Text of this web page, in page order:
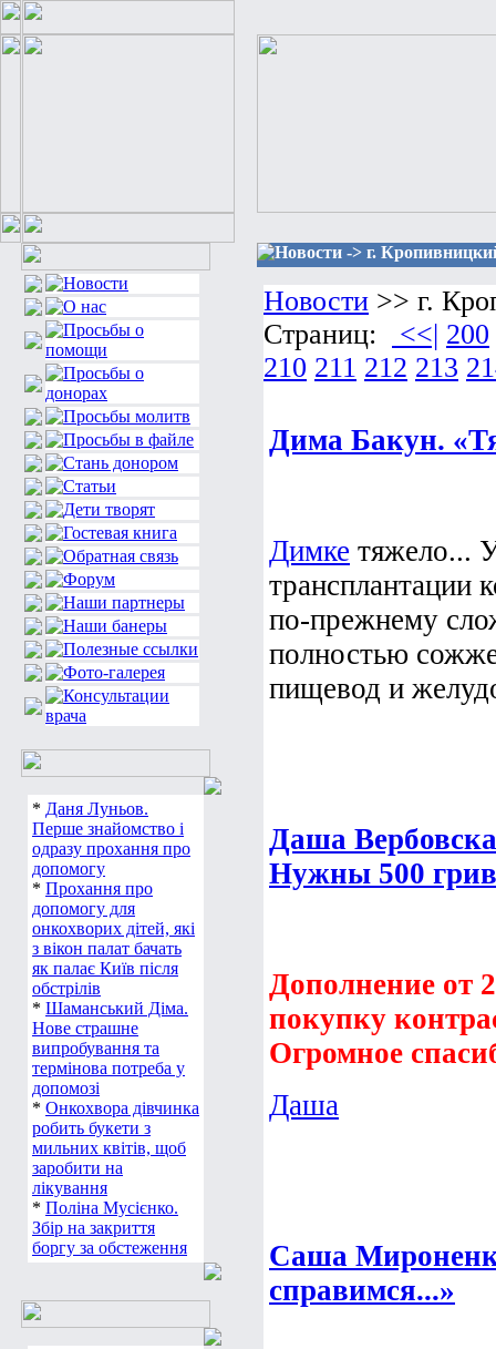
* Даня Луньов.
Перше знайомство і
одразу прохання про
допомогу
* Прохання про
допомогу для
онкохворих дітей, які
з вікон палат бачать
як палає Київ після
обстрілів
* Шаманський Діма.
Нове страшне
випробування та
термінова потреба у
допомозі
* Онкохвора дівчинка
робить букети з
мильних квітів, щоб
заробити на
лікування
* Поліна Мусієнко.
Збір на закриття
боргу за обстеження
Новости -> г.
Новости >> г.
Страниц:
<<| 200
210 211 212 213
Дима Бакун.
Димке тяжело...
трансплантации
по-прежнему
полностью
пищевод и
Даша
Нужны 500
Дополнение от
покупку
Огромное
Даша
Саша
справимся...»